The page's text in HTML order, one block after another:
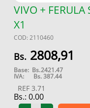
VIVO + FERULA
X1
COD: 2110460
2808,91
Base: Bs.2421.47
IVA: Bs.387.44
REF 3.71
Bs.: 0.00